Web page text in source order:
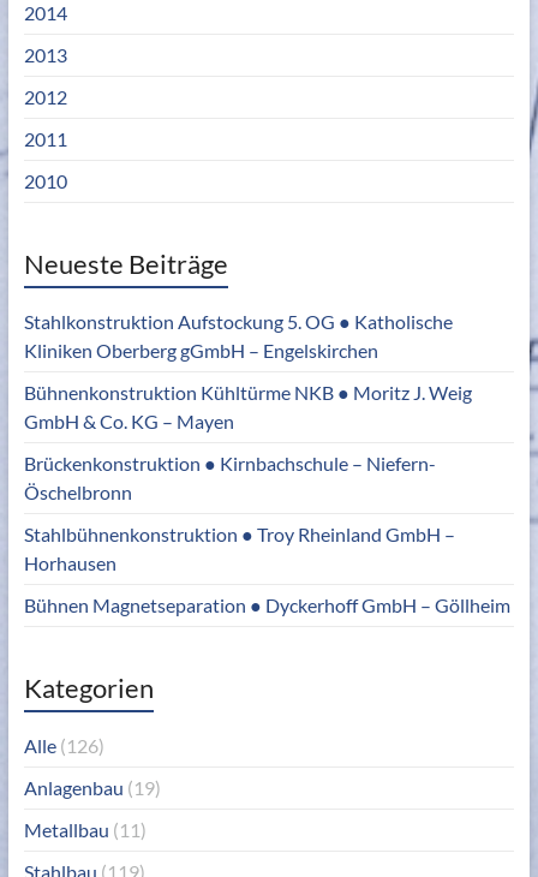
2014
2013
2012
2011
2010
Neueste Beiträge
Stahlkonstruktion Aufstockung 5. OG ● Katholische
Kliniken Oberberg gGmbH – Engelskirchen
Bühnenkonstruktion Kühltürme NKB ● Moritz J. Weig
GmbH & Co. KG – Mayen
Brückenkonstruktion ● Kirnbachschule – Niefern-
Öschelbronn
Stahlbühnenkonstruktion ● Troy Rheinland GmbH –
Horhausen
Bühnen Magnetseparation ● Dyckerhoff GmbH – Göllheim
Kategorien
Alle(126)
Anlagenbau (19)
Metallbau (11)
Stahlbau (119)